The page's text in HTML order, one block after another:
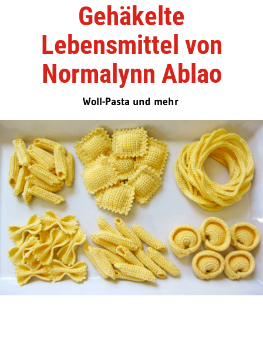
Gehäkelte
Lebensmittel von
Normalynn Ablao
Woll-Pasta und mehr